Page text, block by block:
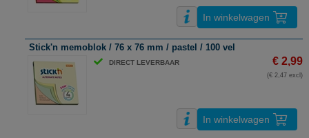
In winkelwagen
Stick'n memoblok / 76 x 76 mm / pastel / 100 vel
DIRECT LEVERBAAR € 2,99
(€ 2,47 excl)
In winkelwagen